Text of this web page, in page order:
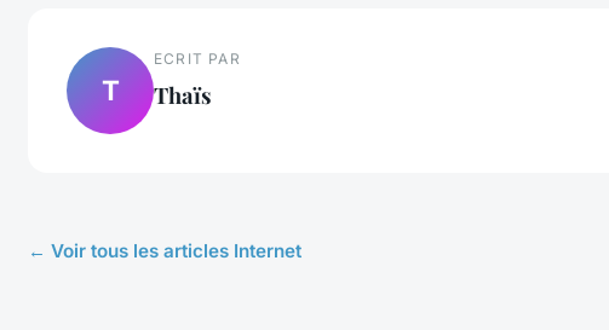
T
ECRIT PAR
Thaïs
← Voir tous les articles Internet